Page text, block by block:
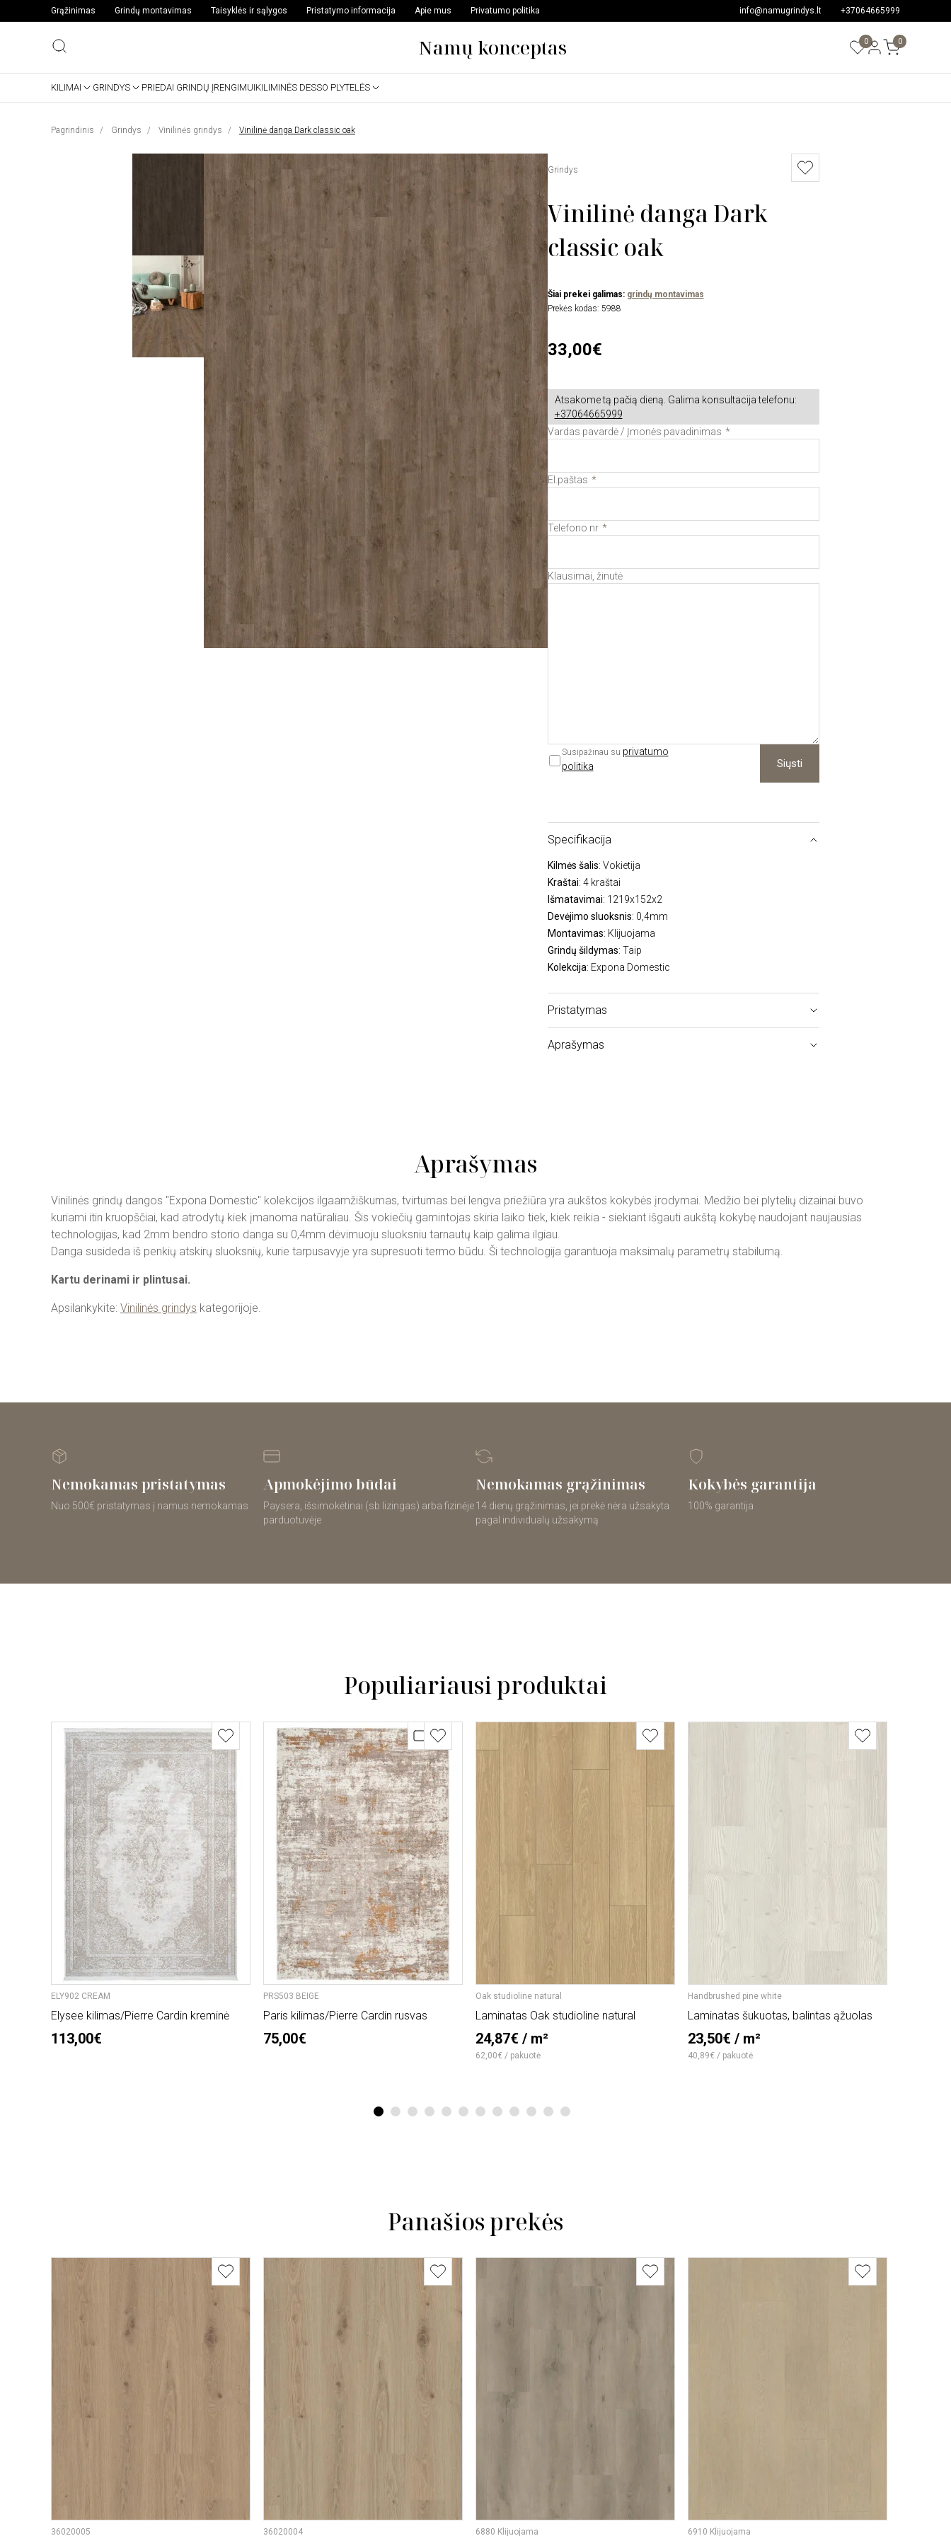
Grąžinimas Grindų montavimas Taisyklės ir sąlygos Pristatymo informacija Apie mus Privatumo politika info@namugrindys.lt +37064665999
Namų konceptas 0 0
KILIMAI GRINDYS PRIEDAI GRINDŲ ĮRENGIMUIKILIMINĖS DESSO PLYTELĖS
Pagrindinis Grindys Vinilinės grindys Vinilinė danga Dark classic oak
Grindys
Vinilinė danga Dark
classic oak
Šiai prekei galimas: grindų montavimas
Prekės kodas: 5988
33,00€
Atsakome tą pačią dieną. Galima konsultacija telefonu:
+37064665999
Vardas pavardė / Įmonės pavadinimas
El.paštas
Telefono nr
Klausimai, žinutė
Susipažinau su privatumo
politika
Siųsti
Specifikacija
Kilmės šalis: Vokietija
Kraštai: 4 kraštai
Išmatavimai: 1219x152x2
Devėjimo sluoksnis: 0,4mm
Montavimas: Klijuojama
Grindų šildymas: Taip
Kolekcija: Expona Domestic
Pristatymas
Aprašymas
Aprašymas
Vinilinės grindų dangos "Expona Domestic" kolekcijos ilgaamžiškumas, tvirtumas bei lengva priežiūra yra aukštos kokybės įrodymai. Medžio bei plytelių dizainai buvo
kuriami itin kruopščiai, kad atrodytų kiek įmanoma natūraliau. Šis vokiečių gamintojas skiria laiko tiek, kiek reikia - siekiant išgauti aukštą kokybę naudojant naujausias
technologijas, kad 2mm bendro storio danga su 0,4mm dėvimuoju sluoksniu tarnautų kaip galima ilgiau.
Danga susideda iš penkių atskirų sluoksnių, kurie tarpusavyje yra supresuoti termo būdu. Ši technologija garantuoja maksimalų parametrų stabilumą.
Kartu derinami ir plintusai.
Apsilankykite: Vinilinės grindys kategorijoje.
Nemokamas pristatymas
Nuo 500€ pristatymas į namus nemokamas
Apmokėjimo būdai
Paysera, išsimokėtinai (sb lizingas) arba fizinėje
parduotuvėje
Nemokamas grąžinimas
14 dienų grąžinimas, jei prekė nėra užsakyta
pagal individualų užsakymą
Kokybės garantija
100% garantija
Populiariausi produktai
ELY902 CREAM
Elysee kilimas/Pierre Cardin kreminė
113,00€
PRS503 BEIGE
Paris kilimas/Pierre Cardin rusvas
75,00€
Oak studioline natural
Laminatas Oak studioline natural
24,87€ / m²
62,00€ / pakuotė
Handbrushed pine white
Laminatas šukuotas, balintas ąžuolas
23,50€ / m²
40,89€ / pakuotė
1 10 11 12
Panašios prekės
36020005 36020004 6880 Klijuojama 6910 Klijuojama